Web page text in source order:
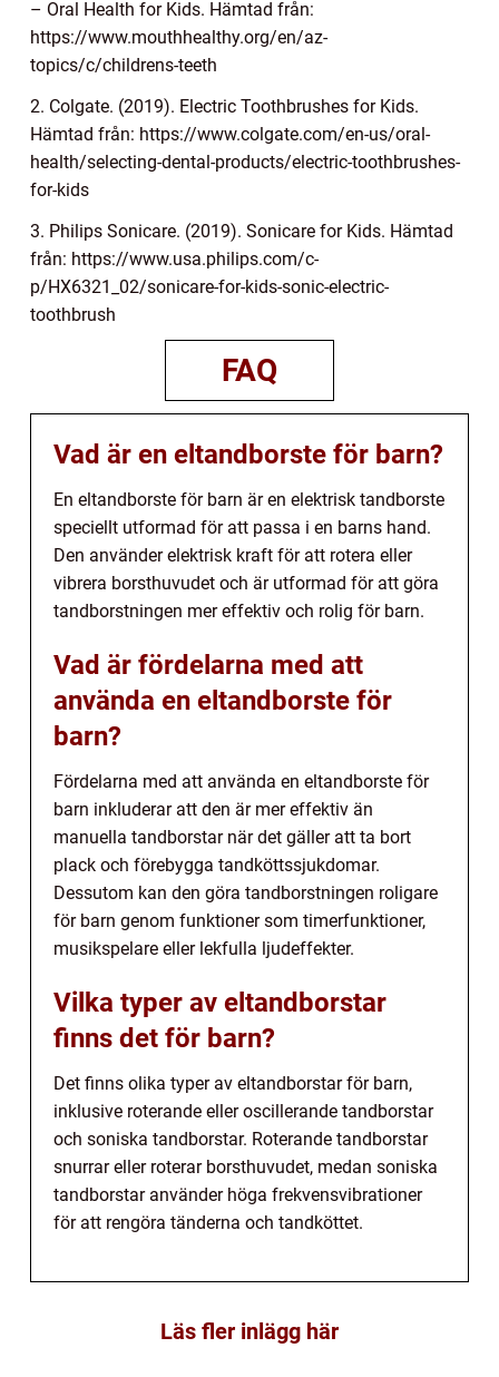
– Oral Health for Kids. Hämtad från:
https://www.mouthhealthy.org/en/az-
topics/c/childrens-teeth
2. Colgate. (2019). Electric Toothbrushes for Kids.
Hämtad från: https://www.colgate.com/en-us/oral-
health/selecting-dental-products/electric-toothbrushes-
for-kids
3. Philips Sonicare. (2019). Sonicare for Kids. Hämtad
från: https://www.usa.philips.com/c-
p/HX6321_02/sonicare-for-kids-sonic-electric-
toothbrush
FAQ
Vad är en eltandborste för barn?
En eltandborste för barn är en elektrisk tandborste
speciellt utformad för att passa i en barns hand.
Den använder elektrisk kraft för att rotera eller
vibrera borsthuvudet och är utformad för att göra
tandborstningen mer effektiv och rolig för barn.
Vad är fördelarna med att
använda en eltandborste för
barn?
Fördelarna med att använda en eltandborste för
barn inkluderar att den är mer effektiv än
manuella tandborstar när det gäller att ta bort
plack och förebygga tandköttssjukdomar.
Dessutom kan den göra tandborstningen roligare
för barn genom funktioner som timerfunktioner,
musikspelare eller lekfulla ljudeffekter.
Vilka typer av eltandborstar
finns det för barn?
Det finns olika typer av eltandborstar för barn,
inklusive roterande eller oscillerande tandborstar
och soniska tandborstar. Roterande tandborstar
snurrar eller roterar borsthuvudet, medan soniska
tandborstar använder höga frekvensvibrationer
för att rengöra tänderna och tandköttet.
Läs fler inlägg här